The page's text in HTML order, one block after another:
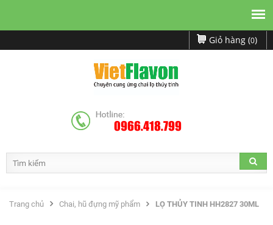
Giỏ hàng (0)
0966.418.799
Trang chủ Chai, hũ đựng mỹ phẩm LỌ THỦY TINH HH2827 30ML